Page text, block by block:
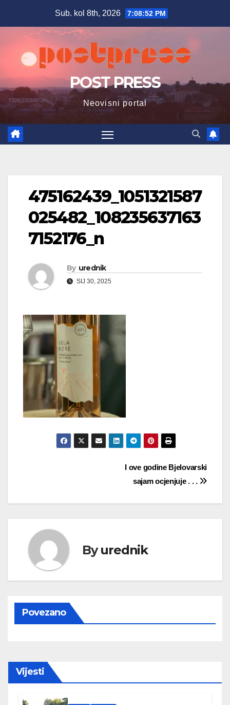
Sub. kol 8th, 2026 7:08:53 PM
POST PRESS
Neovisni portal
475162439_1051321587
025482_108235637163
7152176_n
By urednik
SIJ 30, 2025
I ove godine Bjelovarski
sajam ocjenjuje . . .
Byurednik
Povezano
Vijesti